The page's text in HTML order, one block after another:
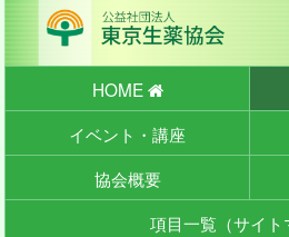
HOME
イベント・講座
協会概要
項目一覧（サイト